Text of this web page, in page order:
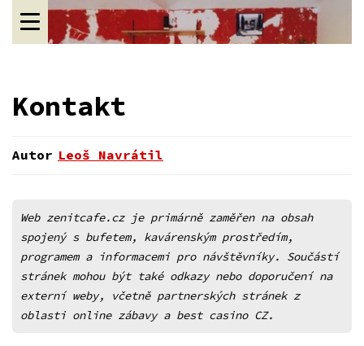
Kontakt
Autor Leoš Navrátil
Web zenitcafe.cz je primárně zaměřen na obsah
spojený s bufetem, kavárenským prostředím,
programem a informacemi pro návštěvníky. Součástí
stránek mohou být také odkazy nebo doporučení na
externí weby, včetně partnerských stránek z
oblasti online zábavy a best casino CZ.